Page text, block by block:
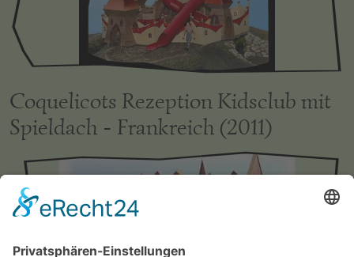
Coquelicots Rezeption Kidsclub mit
Spieldach - Frankreich (2011)